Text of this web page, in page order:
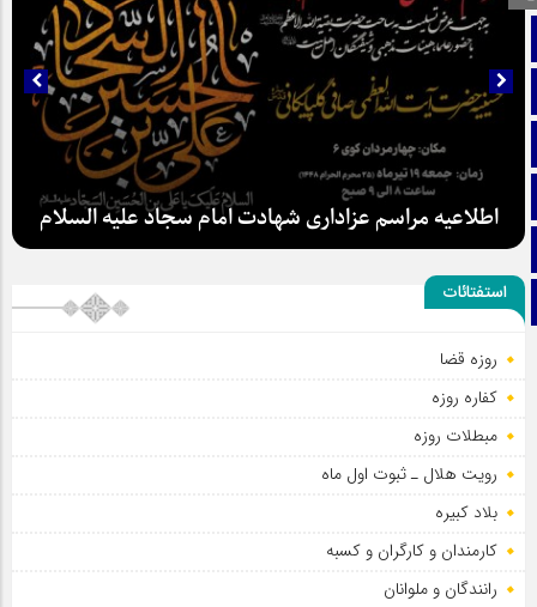
صفحه نخست
تماس با ما
اینستاگرام
تلگرام
اطلاعیه مراسم عزاداری شهادت امام سجاد علیه السلام
استفتائات
روزه قضا
کفاره روزه
مبطلات روزه
رویت هلال ـ ثبوت اول ماه
بلاد کبیره
کارمندان و کارگران و کسبه
رانندگان و ملوانان